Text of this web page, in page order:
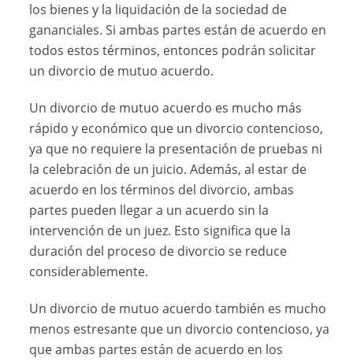
los bienes y la liquidación de la sociedad de
gananciales. Si ambas partes están de acuerdo en
todos estos términos, entonces podrán solicitar
un divorcio de mutuo acuerdo.
Un divorcio de mutuo acuerdo es mucho más
rápido y económico que un divorcio contencioso,
ya que no requiere la presentación de pruebas ni
la celebración de un juicio. Además, al estar de
acuerdo en los términos del divorcio, ambas
partes pueden llegar a un acuerdo sin la
intervención de un juez. Esto significa que la
duración del proceso de divorcio se reduce
considerablemente.
Un divorcio de mutuo acuerdo también es mucho
menos estresante que un divorcio contencioso, ya
que ambas partes están de acuerdo en los